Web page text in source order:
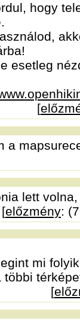
hogy
esetleg
[
a
lett
[előzmény:
mi
többi
[